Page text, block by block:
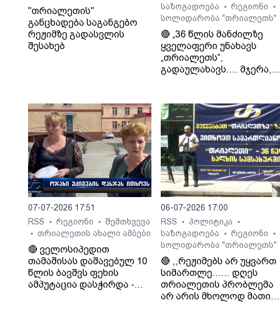
"თრიალეთის"
განცხადება საგანგებო
რეჟიმზე გადასვლის
შესახებ
საზოგადოება • რეგიონი •
სოლიდარობა "თრიალეთს"
🔴 „36 წლის მანძილზე
ყველაფერი უნახავს
„თრიალეთს“,
გადაულახავს.... მჯერა,
დათმობაზე წავა
ხელისუფლება და ის
ელემენტარული
მოთხოვნა რასაც
თრიალეთი ითხოვს
დააკმაყოფილებს.“. - გია
სურმანიძე. ტვ 25-ის
დამფუძნებელი.
07-07-2026 17:51
RSS
• რეგიონი • შემთხვევა
• თრიალეთის ახალი ამბები
🔴 ველოსიპედით
თამაშისას დაშავებულ 10
წლის ბავშვს ფეხის
ამპუტაცია დასჭირდა -
06-07-2026 17:00
RSS
• პოლიტიკა •
საზოგადოება • რეგიონი •
სოლიდარობა "თრიალეთს"
🔴 ,,რეჟიმებს არ უყვართ
სიმართლე...... დღეს
თრიალეთის პრობლემა
არ არის მხოლოდ მათი